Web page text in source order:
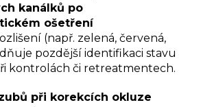
kanálků po
ošetření
(např. zelená, červená,
pozdější identifikaci stavu
kontrolách či retreatmentech.
při korekcích okluze